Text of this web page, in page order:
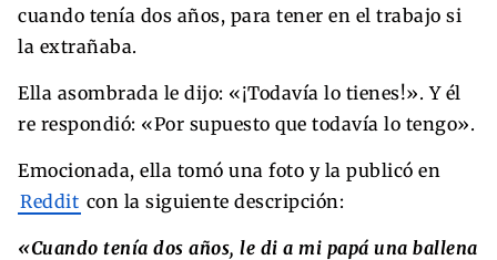
cuando tenía dos años, para tener en el trabajo si
la extrañaba.
Ella asombrada le dijo: «¡Todavía lo tienes!». Y él
re respondió: «Por supuesto que todavía lo tengo».
Emocionada, ella tomó una foto y la publicó en
Reddit con la siguiente descripción:
«Cuando tenía dos años, le di a mi papá una ballena